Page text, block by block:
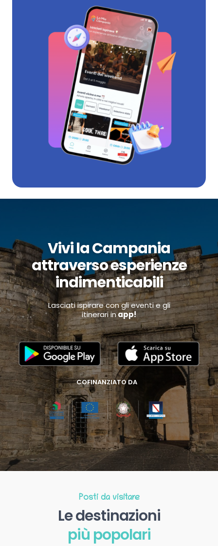
Vivi la Campania
attraverso esperienze
indimenticabili
Lasciati ispirare con gli eventi e gli
itinerari inapp!
COFINANZIATO DA
Posti da visitare
Le destinazioni
più popolari